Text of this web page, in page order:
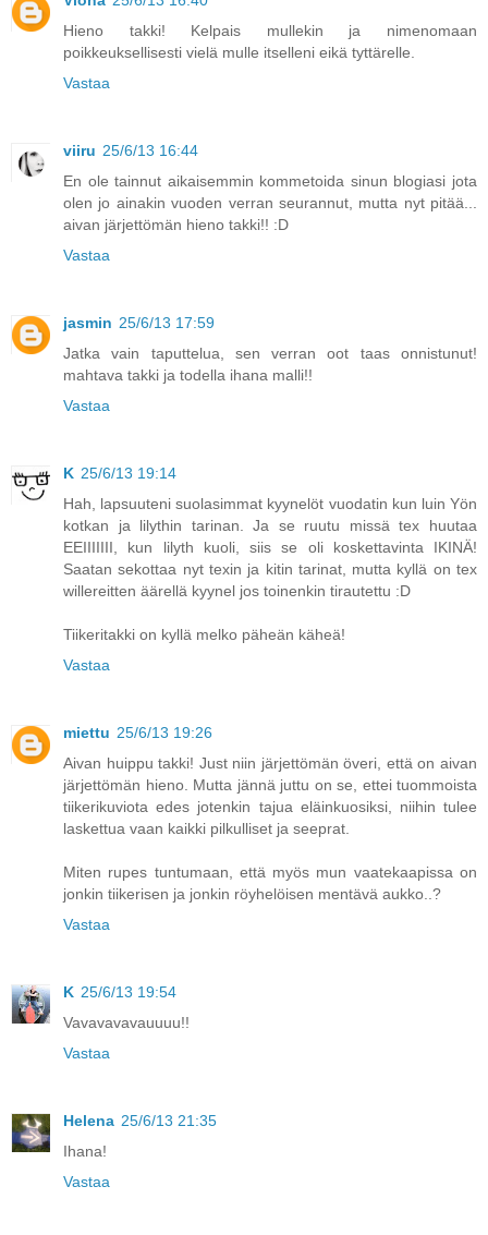
Hieno takki! Kelpais mullekin ja nimenomaan
poikkeuksellisesti vielä mulle itselleni eikä tyttärelle.
Vastaa
viiru 25/6/13 16:44
En ole tainnut aikaisemmin kommetoida sinun blogiasi jota
olen jo ainakin vuoden verran seurannut, mutta nyt pitää...
aivan järjettömän hieno takki!! :D
Vastaa
jasmin 25/6/13 17:59
Jatka vain taputtelua, sen verran oot taas onnistunut!
mahtava takki ja todella ihana malli!!
Vastaa
K 25/6/13 19:14
Hah, lapsuuteni suolasimmat kyynelöt vuodatin kun luin Yön
kotkan ja lilythin tarinan. Ja se ruutu missä tex huutaa
EEIIIIIII, kun lilyth kuoli, siis se oli koskettavinta IKINÄ!
Saatan sekottaa nyt texin ja kitin tarinat, mutta kyllä on tex
willereitten äärellä kyynel jos toinenkin tirautettu :D
Tiikeritakki on kyllä melko päheän käheä!
Vastaa
miettu 25/6/13 19:26
Aivan huippu takki! Just niin järjettömän överi, että on aivan
järjettömän hieno. Mutta jännä juttu on se, ettei tuommoista
tiikerikuviota edes jotenkin tajua eläinkuosiksi, niihin tulee
laskettua vaan kaikki pilkulliset ja seeprat.
Miten rupes tuntumaan, että myös mun vaatekaapissa on
jonkin tiikerisen ja jonkin röyhelöisen mentävä aukko..?
Vastaa
K 25/6/13 19:54
Vavavavavauuuu!!
Vastaa
Helena 25/6/13 21:35
Ihana!
Vastaa